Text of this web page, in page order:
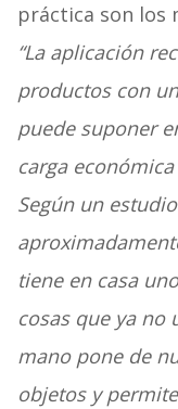
práctica son los
“La aplicación
productos con
puede suponer
carga
Según un
tiene en casa
cosas que ya no
mano pone de
objetos y